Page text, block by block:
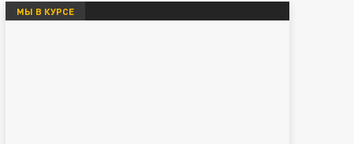
МЫ В КУРСЕ